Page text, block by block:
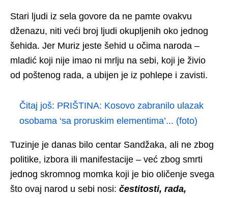
Stari ljudi iz sela govore da ne pamte ovakvu
dženazu, niti veći broj ljudi okupljenih oko jednog
šehida. Jer Muriz jeste šehid u očima naroda –
mladić koji nije imao ni mrlju na sebi, koji je živio
od poštenog rada, a ubijen je iz pohlepe i zavisti.
Čitaj još: PRIŠTINA: Kosovo zabranilo ulazak
osobama ‘sa proruskim elementima’... (foto)
Tuzinje je danas bilo centar Sandžaka, ali ne zbog
politike, izbora ili manifestacije – već zbog smrti
jednog skromnog momka koji je bio oličenje svega
što ovaj narod u sebi nosi: čestitosti, rada,